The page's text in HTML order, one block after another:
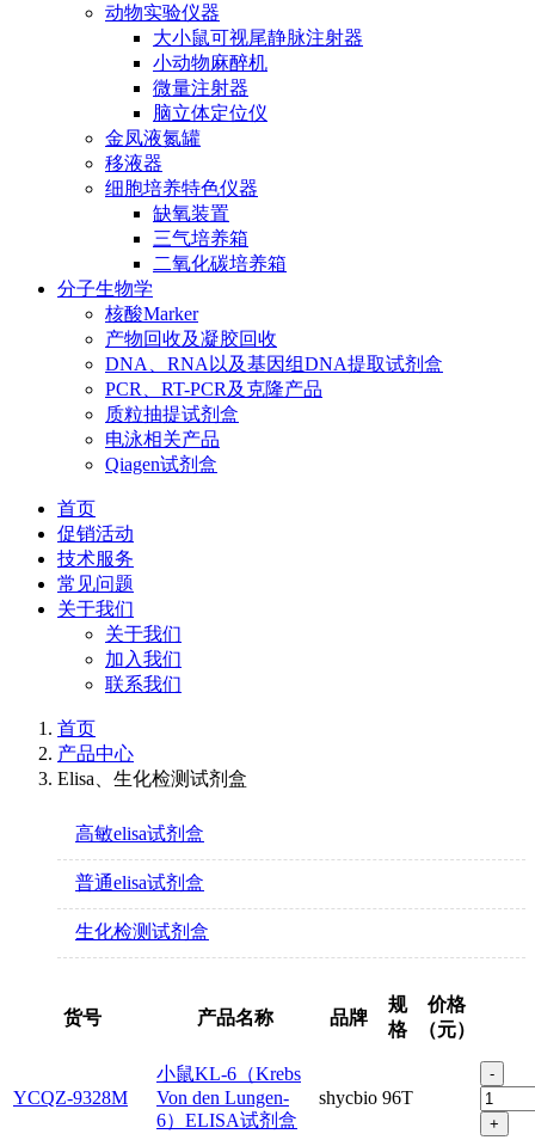
动物实验仪器
大小鼠可视尾静脉注射器
小动物麻醉机
微量注射器
脑立体定位仪
金凤液氮罐
移液器
细胞培养特色仪器
缺氧装置
三气培养箱
二氧化碳培养箱
分子生物学
核酸Marker
产物回收及凝胶回收
DNA、RNA以及基因组DNA提取试剂盒
PCR、RT-PCR及克隆产品
质粒抽提试剂盒
电泳相关产品
Qiagen试剂盒
首页
促销活动
技术服务
常见问题
关于我们
关于我们
加入我们
联系我们
首页
产品中心
Elisa、生化检测试剂盒
高敏elisa试剂盒
普通elisa试剂盒
生化检测试剂盒
货号 产品名称 品牌
规
格
价格
（元）
YCQZ-9328M
小鼠KL-6（Krebs
Von den Lungen-
6）ELISA试剂盒
shycbio 96T
-
+